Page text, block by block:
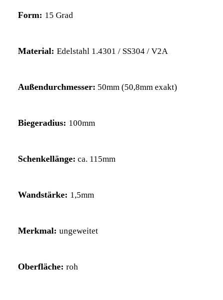
Form: 15 Grad
Material: Edelstahl 1.4301 / SS304 / V2A
Außendurchmesser: 50mm (50,8mm exakt)
Biegeradius: 100mm
Schenkellänge: ca. 115mm
Wandstärke: 1,5mm
Merkmal: ungeweitet
Oberfläche: roh